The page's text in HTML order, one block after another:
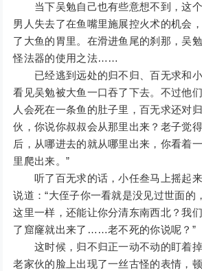
当下吴勉自己也有些意想不到，这个
男人失去了在鱼嘴里施展控火术的机会
了大鱼的胃里。在滑进鱼尾的刹那，吴
怪法器的使用之法……
已经逃到远处的归不归、百无求和小
看见吴勉被大鱼一口吞了下去。不过他
人会死在一条鱼的肚子里，百无求还对
伙，你说你叔叔会从那里出来？老子觉
后，从哪进去的就从哪里出来，你看着
里爬出来。”
听了百无求的话，小任叁马上摇起来
说道：“大侄子你一看就是没见过世面的
这里一样，还能让你分清东南西北？我
了窟窿就出来了……老不死的你说呢？”
这时候，归不归正一动不动的盯着掉
老家伙的脸上出现了一丝古怪的表情，